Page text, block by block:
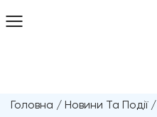
Головна / Новини Та Події/